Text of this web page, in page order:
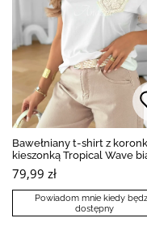
Bawełniany t-shirt z
kieszonką Tropical Wave
79,99 zł
Powiadom mnie kiedy
dostępny